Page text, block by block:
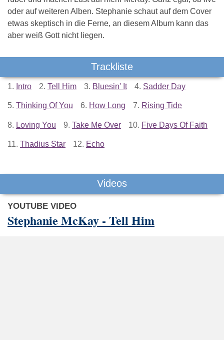
oder auf weiteren Alben. Stephanie schaut auf dem Cover
etwas skeptisch in die Ferne, an diesem Album kann das
aber weiß Gott nicht liegen.
Trackliste
1. Intro 2. Tell Him 3. Bluesin' It 4. Sadder Day
5. Thinking Of You 6. How Long 7. Rising Tide
8. Loving You 9. Take Me Over 10. Five Days Of Faith
11. Thadius Star 12. Echo
Videos
YOUTUBE VIDEO
Stephanie McKay - Tell Him